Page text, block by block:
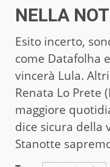
NELLA
Esito incerto,
come Datafolha
vincerà Lula.
Renata Lo Prete
maggiore
dice sicura della
Stanotte